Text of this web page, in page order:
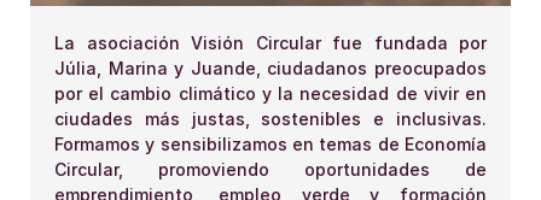
La asociación Visión Circular fue fundada por
Júlia, Marina y Juande, ciudadanos preocupados
por el cambio climático y la necesidad de vivir en
ciudades más justas, sostenibles e inclusivas.
Formamos y sensibilizamos en temas de Economía
Circular, promoviendo oportunidades de
emprendimiento, empleo verde y formación